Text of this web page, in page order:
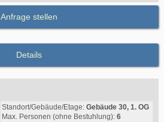
Anfrage stellen
Details
Standort/Gebäude/Etage: Gebäude 30, 1. OG
Max. Personen (ohne Bestuhlung): 6